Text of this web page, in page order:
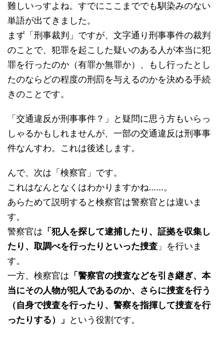
難しいっすよね。すでにここまででも馴染みのない
単語が出てきました。
まず「刑事裁判」ですが、文字通り刑事事件の裁判
のことで、犯罪を起こした疑いのある人が本当に犯
罪を行ったのか（有罪か無罪か）、もし行ったとし
たのならどの程度の刑罰を与えるのかを決める手続
きのことです。
「交通違反が刑事事件？」と疑問に思う方もいらっ
しゃるかもしれませんが、一部の交通違反は刑事事
件なんすわ。これは後述します。
んで、次は「検察官」です。
これはなんとなくはわかりますかね……。
あらためて説明すると検察官は警察官とは違いま
す。
警察官は 「犯人を探して逮捕したり、証拠を収集し
たり、取調べを行ったりといった捜査 」を行いま
す。
一方、検察官は 「警察官の捜査などを引き継ぎ、本
当にその人物が犯人であるのか、さらに捜査を行う
（自身で捜査を行ったり、警察を指揮して捜査を行
ったりする）」
という役割です。